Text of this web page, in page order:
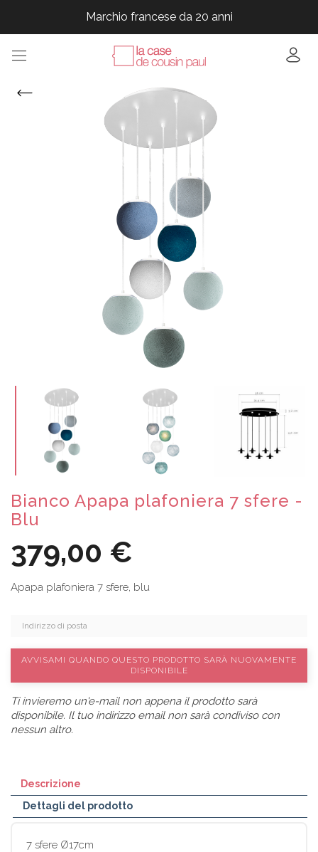
Marchio francese da 20 anni
Marchio francese da 20 anni
Marchio francese da 20 anni
Bianco Apapa plafoniera 7 sfere -
Blu
379,00 €
Apapa plafoniera 7 sfere, blu
AVVISAMI QUANDO QUESTO PRODOTTO SARÀ NUOVAMENTE
DISPONIBILE
Ti invieremo un'e-mail non appena il prodotto sarà
disponibile. Il tuo indirizzo email non sarà condiviso con
nessun altro.
Descrizione
Dettagli del prodotto
7 sfere Ø17cm